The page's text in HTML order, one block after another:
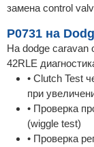
замена control
P0731 на
На dodge caravan
42RLE
• Clutch Test
при
• Проверка
(wiggle test)
• Проверка